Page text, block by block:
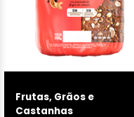
Frutas, Grãos e
Castanhas